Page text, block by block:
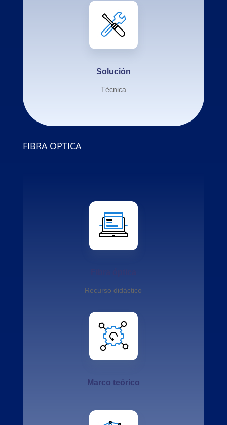
Solución
Técnica
FIBRA OPTICA
Recurso didáctico
Marco teórico